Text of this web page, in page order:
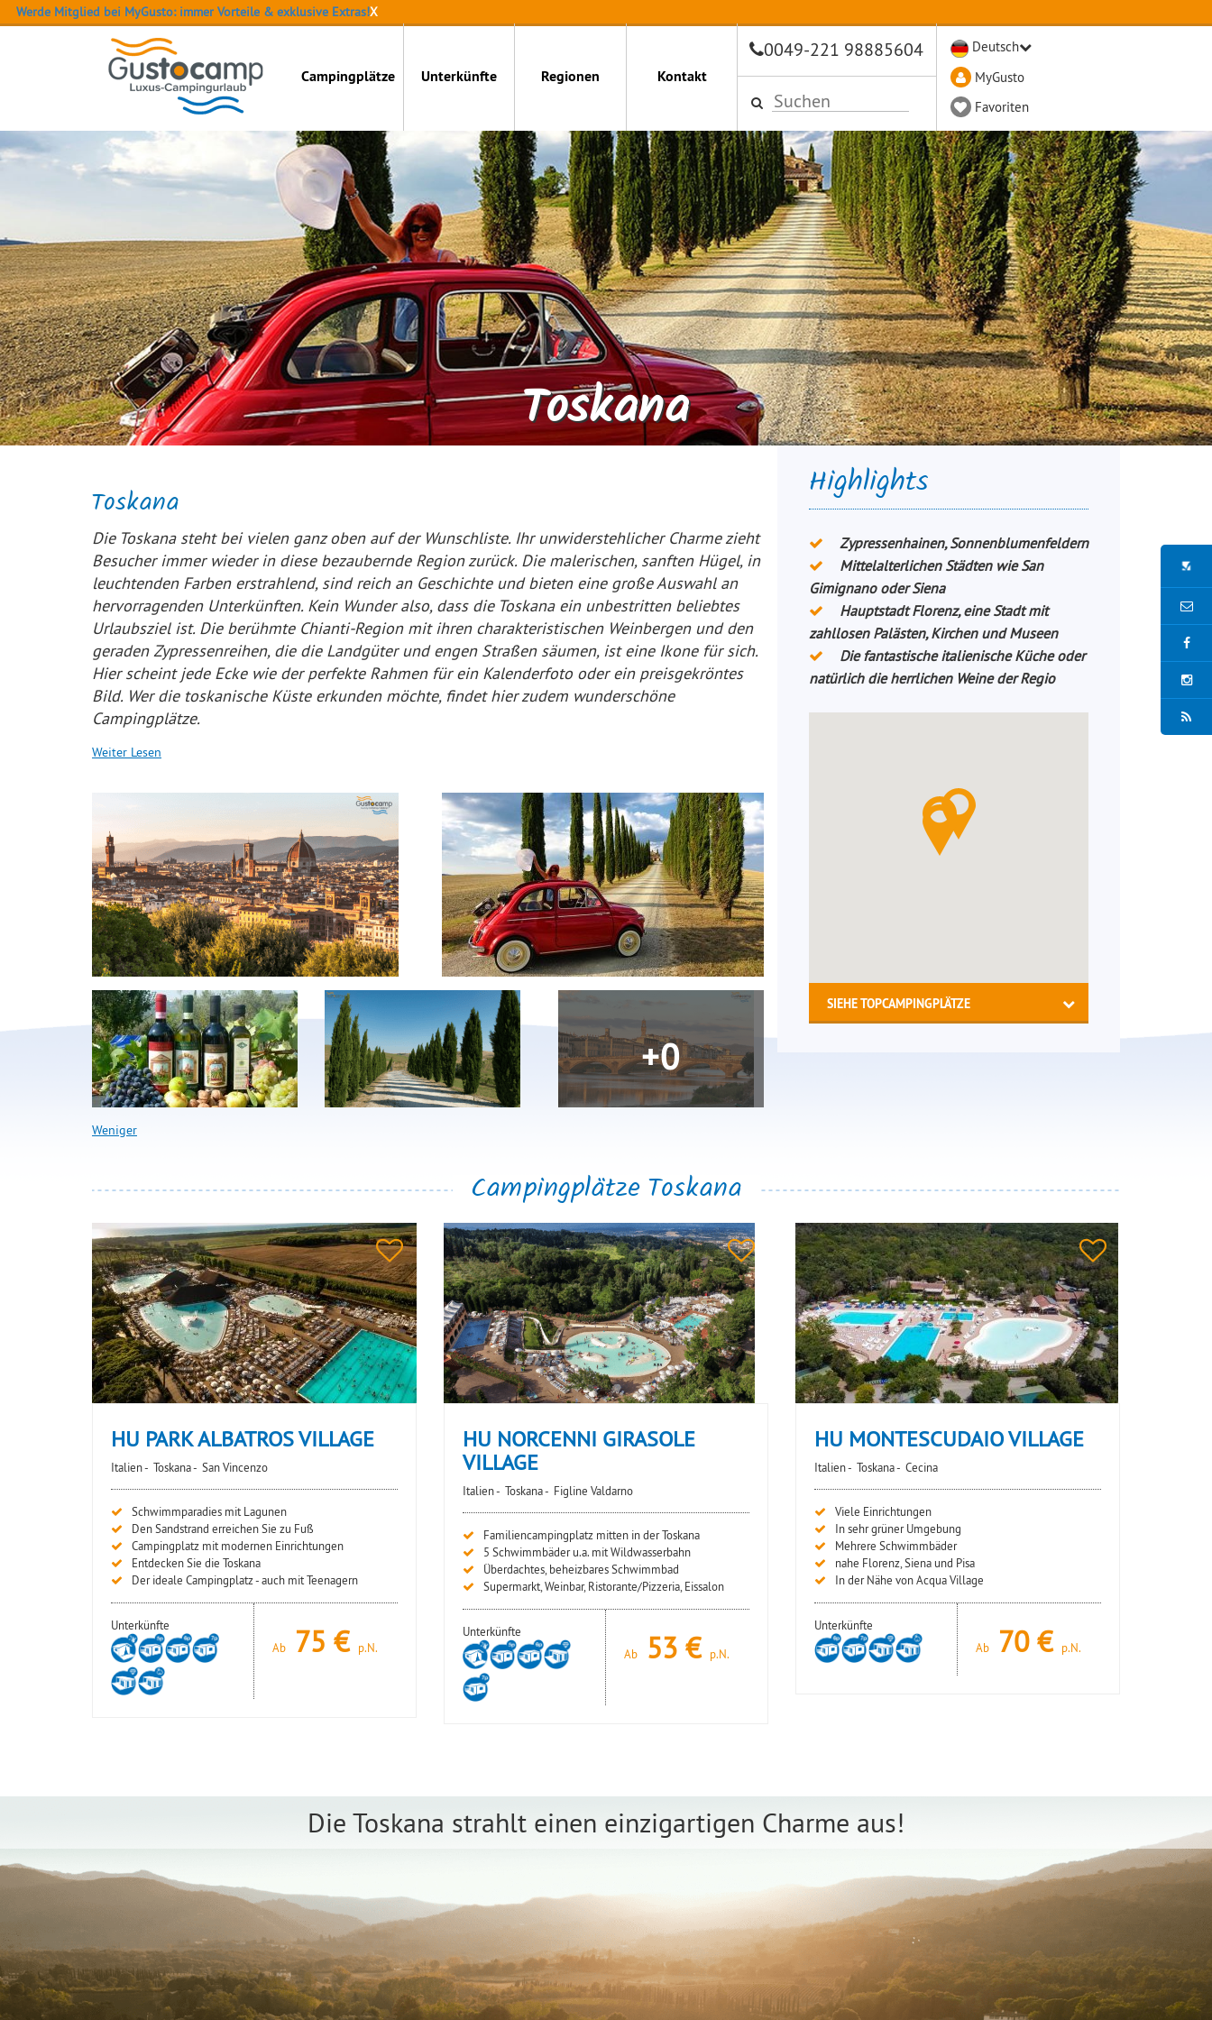
Werde Mitglied bei MyGusto: immer Vorteile & exklusive Extras!X
Campingplätze Unterkünfte Regionen Kontakt
0049-221 98885604
Deutsch
MyGusto
Favoriten
Toskana
Toskana
Die Toskana steht bei vielen ganz oben auf der Wunschliste. Ihr unwiderstehlicher Charme zieht
Besucher immer wieder in diese bezaubernde Region zurück. Die malerischen, sanften Hügel, in
leuchtenden Farben erstrahlend, sind reich an Geschichte und bieten eine große Auswahl an
hervorragenden Unterkünften. Kein Wunder also, dass die Toskana ein unbestritten beliebtes
Urlaubsziel ist. Die berühmte Chianti-Region mit ihren charakteristischen Weinbergen und den
geraden Zypressenreihen, die die Landgüter und engen Straßen säumen, ist eine Ikone für sich.
Hier scheint jede Ecke wie der perfekte Rahmen für ein Kalenderfoto oder ein preisgekröntes
Bild. Wer die toskanische Küste erkunden möchte, findet hier zudem wunderschöne
Campingplätze.
Weiter Lesen
+0
Weniger
Highlights
Zypressenhainen, Sonnenblumenfeldern
Mittelalterlichen Städten wie San
Gimignano oder Siena
Hauptstadt Florenz, eine Stadt mit
zahllosen Palästen, Kirchen und Museen
Die fantastische italienische Küche oder
natürlich die herrlichen Weine der Regio
SIEHE TOPCAMPINGPLÄTZE
Campingplätze Toskana
HU PARK ALBATROS VILLAGE
Italien - Toskana - San Vincenzo
Schwimmparadies mit Lagunen
Den Sandstrand erreichen Sie zu Fuß
Campingplatz mit modernen Einrichtungen
Entdecken Sie die Toskana
Der ideale Campingplatz - auch mit Teenagern
Unterkünfte
Ab
75 € p.N.
HU NORCENNI GIRASOLE
VILLAGE
Italien - Toskana - Figline Valdarno
Familiencampingplatz mitten in der Toskana
5 Schwimmbäder u.a. mit Wildwasserbahn
Überdachtes, beheizbares Schwimmbad
Supermarkt, Weinbar, Ristorante/Pizzeria, Eissalon
Unterkünfte
Ab
53 € p.N.
HU MONTESCUDAIO VILLAGE
Italien - Toskana - Cecina
Viele Einrichtungen
In sehr grüner Umgebung
Mehrere Schwimmbäder
nahe Florenz, Siena und Pisa
In der Nähe von Acqua Village
Unterkünfte
Ab
70€ p.N.
Die Toskana strahlt einen einzigartigen Charme aus!